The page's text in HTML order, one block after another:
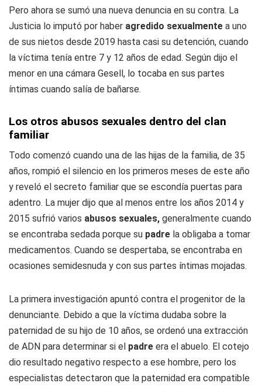
Pero ahora se sumó una nueva denuncia en su contra. La
Justicia lo imputó por haber agredido sexualmente a uno
de sus nietos desde 2019 hasta casi su detención, cuando
la víctima tenía entre 7 y 12 años de edad. Según dijo el
menor en una cámara Gesell, lo tocaba en sus partes
íntimas cuando salía de bañarse.
Los otros abusos sexuales dentro del clan
familiar
Todo comenzó cuando una de las hijas de la familia, de 35
años, rompió el silencio en los primeros meses de este año
y reveló el secreto familiar que se escondía puertas para
adentro. La mujer dijo que al menos entre los años 2014 y
2015 sufrió varios abusos sexuales, generalmente cuando
se encontraba sedada porque su padre la obligaba a tomar
medicamentos. Cuando se despertaba, se encontraba en
ocasiones semidesnuda y con sus partes íntimas mojadas.
La primera investigación apuntó contra el progenitor de la
denunciante. Debido a que la víctima dudaba sobre la
paternidad de su hijo de 10 años, se ordenó una extracción
de ADN para determinar si el padre era el abuelo. El cotejo
dio resultado negativo respecto a ese hombre, pero los
especialistas detectaron que la paternidad era compatible